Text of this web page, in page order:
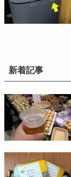
新着記事